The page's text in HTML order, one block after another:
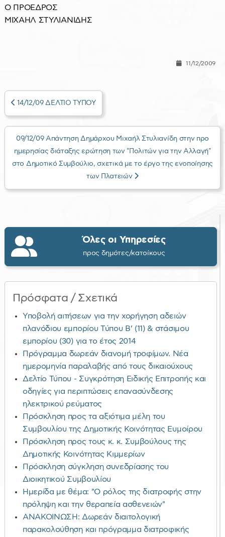
Ο ΠΡΟΕΔΡΟΣ
ΜΙΧΑΗΛ ΣΤΥΛΙΑΝΙΔΗΣ
11/12/2009
14/12/09 ΔΕΛΤΙΟ ΤΥΠΟΥ
09/12/09 Απάντηση Δημάρχου Μιχαήλ Στυλιανίδη στην προ
ημερησίας διάταξης ερώτηση των "Πολιτών για την Αλλαγή"
στο Δημοτικό Συμβούλιο, σχετικά με το έργο της ενοποίησης
των Πλατειών
Όλες οι Υπηρεσίες
προς δημότες/κατοίκους
Πρόσφατα / Σχετικά
Υποβολή αιτήσεων για την χορήγηση αδειών
πλανόδιου εμπορίου Τύπου Β’ (11) & στάσιμου
εμπορίου (30) για το έτος 2014
Πρόγραμμα δωρεάν διανομή τροφίμων. Νέα
ημερομηνία παραλαβής από τους δικαιούχους
Δελτίο Τύπου - Συγκρότηση Ειδικής Επιτροπής και
οδηγίες για περιπτώσεις επανασύνδεσης
ηλεκτρικού ρεύματος
Πρόσκληση προς τα αξιότιμα μέλη του
Συμβουλίου της Δημοτικής Κοινότητας Ευμοίρου
Πρόσκληση προς τους κ. κ. Συμβούλους της
Δημοτικής Κοινότητας Κιμμερίων
Πρόσκληση σύγκληση συνεδρίασης του
Διοικητικού Συμβουλίου
Ημερίδα με θέμα: "Ο ρόλος της διατροφής στην
πρόληψη και την θεραπεία ασθενειών"
ΑΝΑΚΟΙΝΩΣΗ: Δωρεάν διαιτολογική
παρακολούθηση και πρόγραμμα διατροφικής